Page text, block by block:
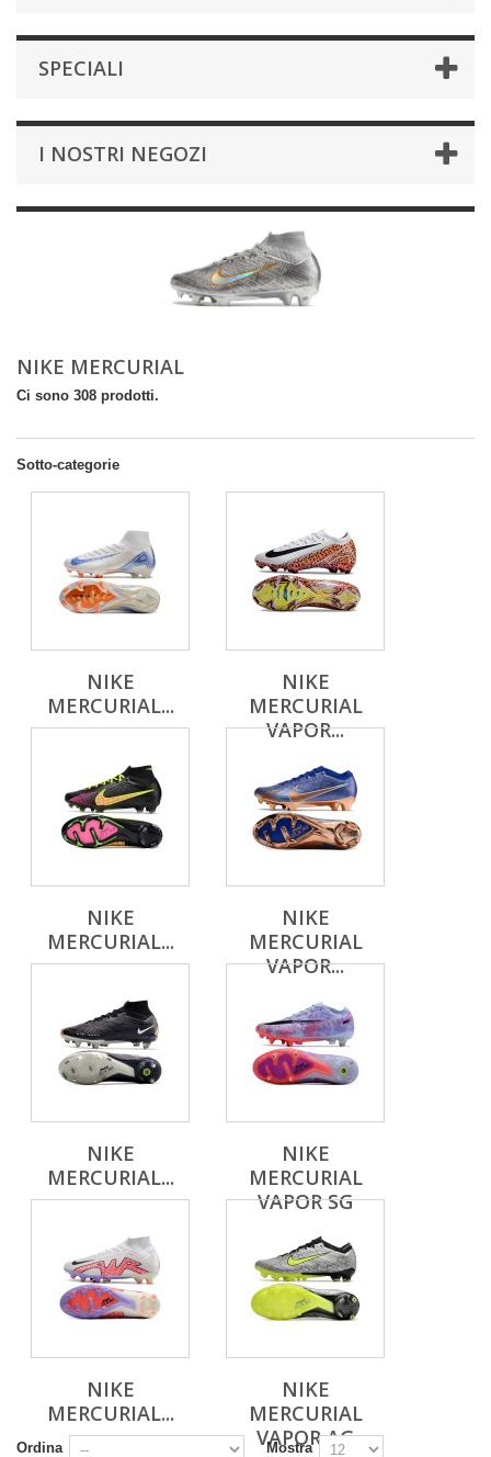
SPECIALI
I NOSTRI NEGOZI
NIKE MERCURIAL
Ci sono 308 prodotti.
Sotto-categorie
NIKE
MERCURIAL...
NIKE
MERCURIAL
VAPOR...
NIKE
MERCURIAL...
NIKE
MERCURIAL
VAPOR...
NIKE
MERCURIAL...
NIKE
MERCURIAL
VAPOR SG
NIKE
MERCURIAL...
NIKE
MERCURIAL
VAPOR AG
Ordina
Mostra